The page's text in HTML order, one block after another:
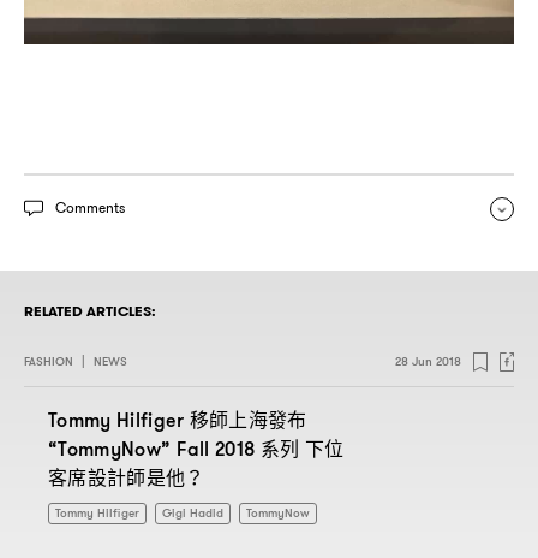
Comments
RELATED ARTICLES:
FASHION NEWS 28 Jun 2018
Tommy Hilfiger 移師上海發布
“TommyNow” Fall 2018 系列 下位
客席設計師是他？
Tommy Hilfiger Gigi Hadid TommyNow